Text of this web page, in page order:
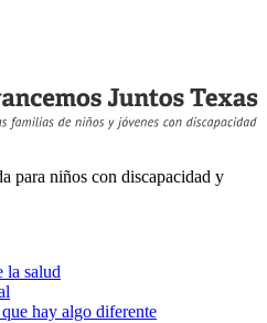
para niños con discapacidad y
la salud
hay algo diferente